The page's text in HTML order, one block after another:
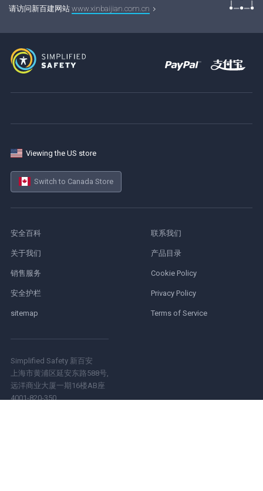
请访问新百建网站 www.xinbaijian.com.cn
Viewing the US store
Switch to Canada Store
安全百科
关于我们
销售服务
安全护栏
sitemap
联系我们
产品目录
Cookie Policy
Privacy Policy
Terms of Service
Simplified Safety 新百安
上海市黄浦区延安东路588号,
远洋商业大厦一期16楼AB座
4001-820-350